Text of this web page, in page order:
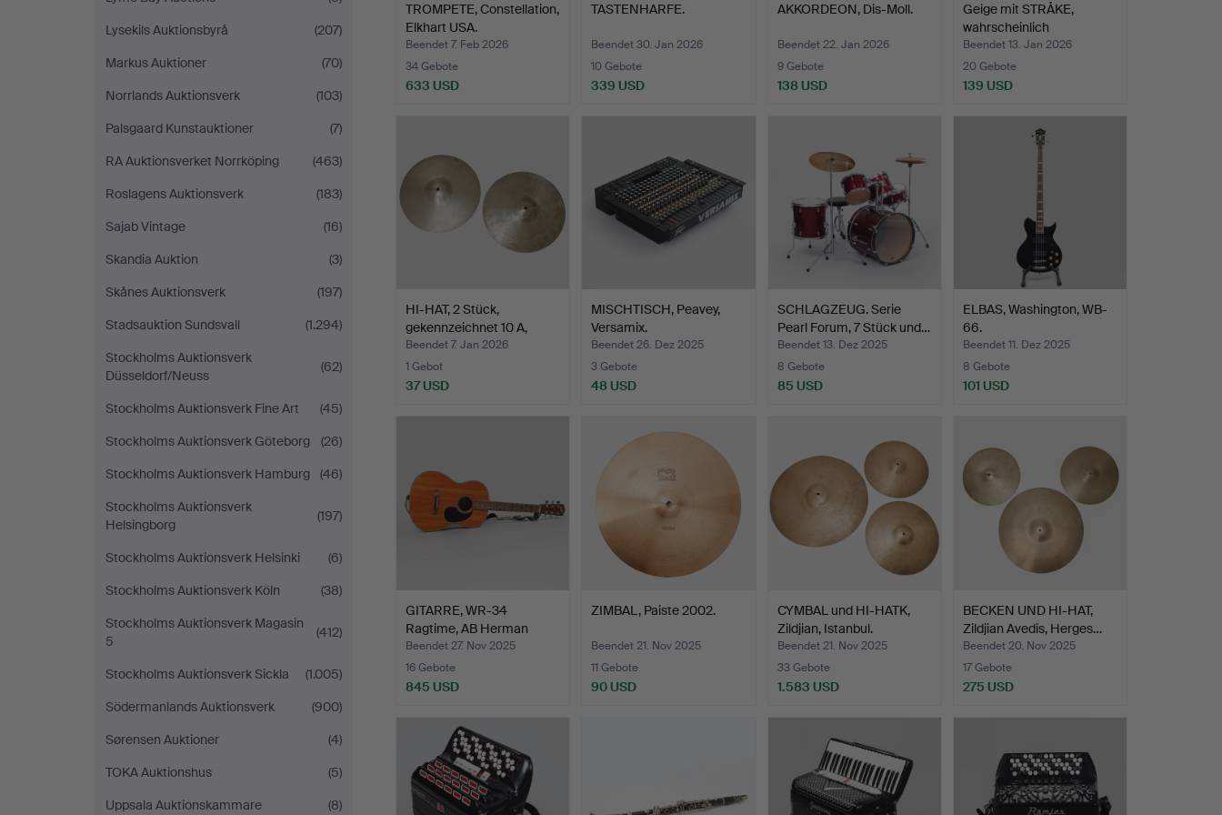
Lysekils Auktionsbyrå
(207)
Markus Auktioner
(70)
Norrlands Auktionsverk
(103)
Palsgaard Kunstauktioner
(7)
RA Auktionsverket Norrköping
(463)
Roslagens Auktionsverk
(183)
Sajab Vintage
(16)
Skandia Auktion
(3)
Skånes Auktionsverk
(197)
Stadsauktion Sundsvall
(1.294)
Stockholms Auktionsverk
Düsseldorf/Neuss
(62)
Stockholms Auktionsverk Fine Art
(45)
Stockholms Auktionsverk Göteborg
(26)
Stockholms Auktionsverk Hamburg
(46)
Stockholms Auktionsverk
Helsingborg
(197)
Stockholms Auktionsverk Helsinki
(6)
Stockholms Auktionsverk Köln
(38)
Stockholms Auktionsverk Magasin
5
(412)
Stockholms Auktionsverk Sickla
(1.005)
Södermanlands Auktionsverk
(900)
Sørensen Auktioner
(4)
TOKA Auktionshus
(5)
Uppsala Auktionskammare
(8)
TROMPETE, Constellation,
Elkhart USA.
Beendet 7. Feb 2026
34 Gebote
633 USD
TASTENHARFE.
Beendet 30. Jan 2026
10 Gebote
339 USD
AKKORDEON, Dis-Moll.
Beendet 22. Jan 2026
9 Gebote
138 USD
Geige mit STRÅKE,
wahrscheinlich
Deutschla…
Beendet 13. Jan 2026
20 Gebote
139 USD
HI-HAT, 2 Stück,
gekennzeichnet 10 A,
GWE.
Beendet 7. Jan 2026
1 Gebot
37 USD
MISCHTISCH, Peavey,
Versamix.
Beendet 26. Dez 2025
3 Gebote
48 USD
SCHLAGZEUG. Serie
Pearl Forum, 7 Stück und…
Beendet 13. Dez 2025
8 Gebote
85 USD
ELBAS, Washington, WB-
66.
Beendet 11. Dez 2025
8 Gebote
101 USD
GITARRE, WR-34
Ragtime, AB Herman
Carlsson…
Beendet 27. Nov 2025
16 Gebote
845 USD
ZIMBAL, Paiste 2002.
Beendet 21. Nov 2025
11 Gebote
90 USD
CYMBAL und HI-HATK,
Zildjian, Istanbul.
Beendet 21. Nov 2025
33 Gebote
1.583 USD
BECKEN UND HI-HAT,
Zildjian Avedis, Herges…
Beendet 20. Nov 2025
17 Gebote
275 USD